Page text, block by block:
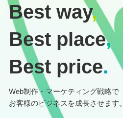
Best way,
Best place,
Best price.
Web制作・マーケティング戦略で
お客様のビジネスを成長させます。